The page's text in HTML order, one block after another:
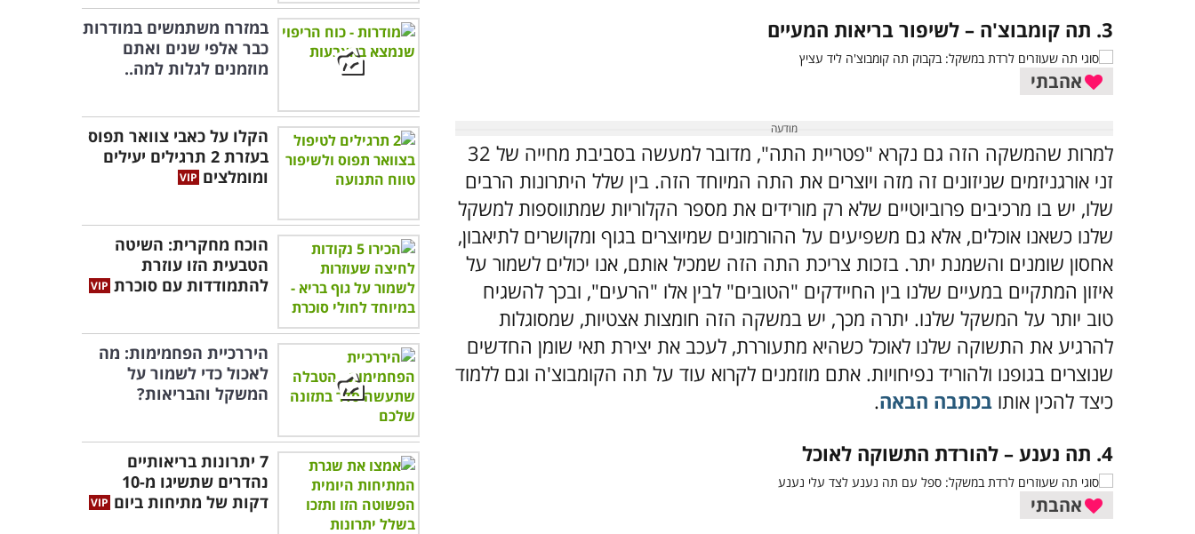
3. תה קומבוצ'ה – לשיפור בריאות המעיים
אהבתי
למרות שהמשקה הזה גם נקרא "פטריית התה", מדובר למעשה בסביבת מחייה של 32
זני אורגניזמים שניזונים זה מזה ויוצרים את התה המיוחד הזה. בין שלל היתרונות הרבים
שלו, יש בו מרכיבים פרוביוטיים שלא רק מורידים את מספר הקלוריות שמתווספות למשקל
שלנו כשאנו אוכלים, אלא גם משפיעים על ההורמונים שמיוצרים בגוף ומקושרים לתיאבון,
אחסון שומנים והשמנת יתר. בזכות צריכת התה הזה שמכיל אותם, אנו יכולים לשמור על
איזון המתקיים במעיים שלנו בין החיידקים "הטובים" לבין אלו "הרעים", ובכך להשגיח
טוב יותר על המשקל שלנו. יתרה מכך, יש במשקה הזה חומצות אצטיות, שמסוגלות
להרגיע את התשוקה שלנו לאוכל כשהיא מתעוררת, לעכב את יצירת תאי שומן החדשים
שנוצרים בגופנו ולהוריד נפיחויות. אתם מוזמנים לקרוא עוד על תה הקומבוצ'ה וגם ללמוד
כיצד להכין אותו בכתבה הבאה.
4. תה נענע – להורדת התשוקה לאוכל
אהבתי
במזרח משתמשים במודרות
כבר אלפי שנים ואתם
מוזמנים לגלות למה..
הקלו על כאבי צוואר תפוס
בעזרת 2 תרגילים יעילים
ומומלצים
הוכח מחקרית: השיטה
הטבעית הזו עוזרת
להתמודדות עם סוכרת
היררכיית הפחמימות: מה
לאכול כדי לשמור על
המשקל והבריאות?
7 יתרונות בריאותיים
נהדרים שתשיגו מ-10
דקות של מתיחות ביום